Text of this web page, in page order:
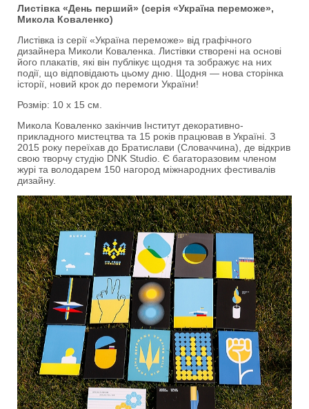
Листівка «День перший» (серія «Україна переможе»,
Микола Коваленко)
Листівка із серії «Україна переможе» від графічного
дизайнера Миколи Коваленка. Листівки створені на основі
його плакатів, які він публікує щодня та зображує на них
події, що відповідають цьому дню. Щодня — нова сторінка
історії, новий крок до перемоги України!
Розмір: 10 х 15 см.
Микола Коваленко закінчив Інститут декоративно-
прикладного мистецтва та 15 років працював в Україні. З
2015 року переїхав до Братислави (Словаччина), де відкрив
свою творчу студію DNK Studio. Є багаторазовим членом
журі та володарем 150 нагород міжнародних фестивалів
дизайну.